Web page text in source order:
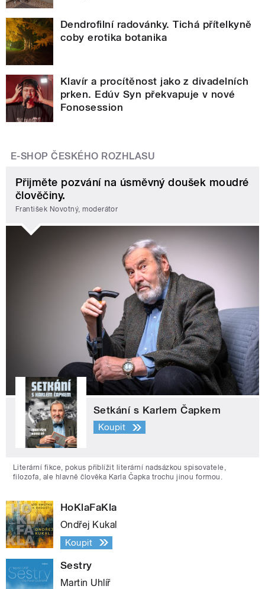
Dendrofilní radovánky. Tichá přítelkyně
coby erotika botanika
Klavír a procítěnost jako z divadelních
prken. Edúv Syn překvapuje v nové
Fonosession
E-SHOP ČESKÉHO ROZHLASU
Přijměte pozvání na úsměvný doušek moudré
člověčiny.
František Novotný, moderátor
Setkání s Karlem Čapkem
Koupit
Literární fikce, pokus přiblížit literární nadsázkou spisovatele,
filozofa, ale hlavně člověka Karla Čapka trochu jinou formou.
HoKlaFaKla
Ondřej Kukal
Koupit
Sestry
Martin Uhlíř